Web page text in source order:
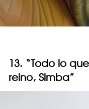
13. “Todo lo
reino, Simba”